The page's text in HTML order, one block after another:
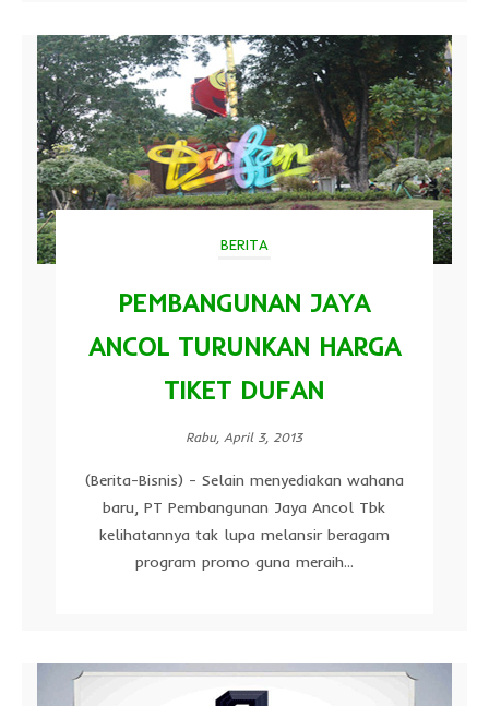
BERITA
PEMBANGUNAN JAYA
ANCOL TURUNKAN HARGA
TIKET DUFAN
Rabu, April 3, 2013
(Berita-Bisnis) - Selain menyediakan wahana
baru, PT Pembangunan Jaya Ancol Tbk
kelihatannya tak lupa melansir beragam
program promo guna meraih...